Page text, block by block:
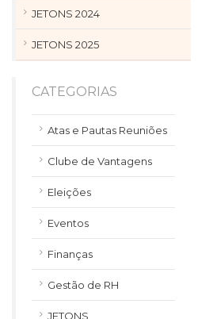
JETONS 2024
JETONS 2025
CATEGORIAS
Atas e Pautas Reuniões
Clube de Vantagens
Eleições
Eventos
Finanças
Gestão de RH
JETONS